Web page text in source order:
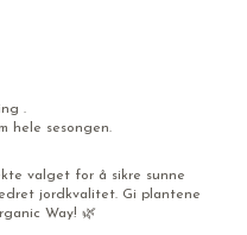
.
hele sesongen.
valget for å sikre sunne
jordkvalitet. Gi plantene
Way! 🌿